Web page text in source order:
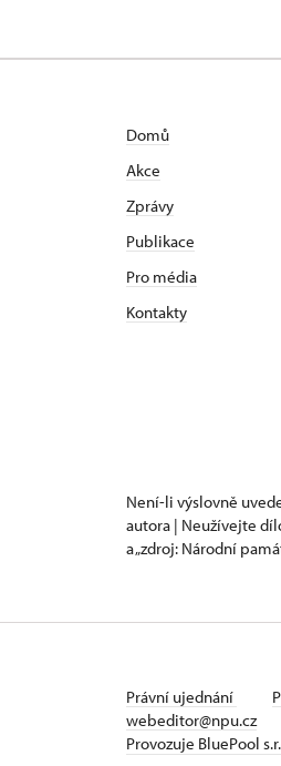
Domů
Akce
Zprávy
Publikace
Pro média
Kontakty
Není-li výslovně
autora | Neužívejte
a „zdroj: Národní
Právní ujednání
webeditor@npu.cz
Provozuje BluePool